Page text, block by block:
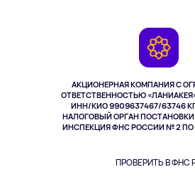
АКЦИОНЕРНАЯ КОМПАНИЯ С
ОТВЕТСТВЕННОСТЬЮ «ЛАНИАКЕЯ»
ИНН/КИО 9909637467/63746
НАЛОГОВЫЙ ОРГАН ПОСТАНОВКИ
ИНСПЕКЦИЯ ФНС РОССИИ № 2 ПО
ПРОВЕРИТЬ В ФНС
Здоровье питомцев
Одежда и аксессуары